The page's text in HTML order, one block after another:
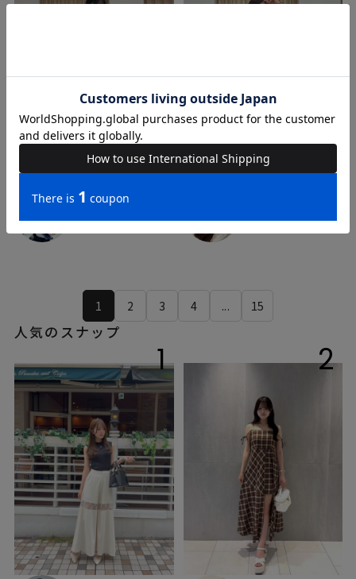
kanako
1 2 3 4 ... 15
人気のスナップ
1 2